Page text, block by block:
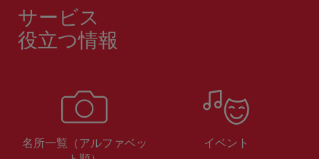
サービス
役立つ情報
名所一覧（アルファベッ
イベント